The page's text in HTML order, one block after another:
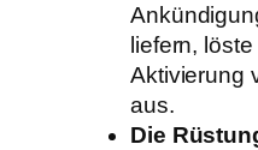
liefern,
Aktivierung
aus.
Die